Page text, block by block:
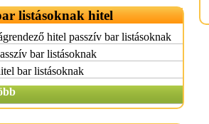
listásoknak hitel
hitel passzív bar listásoknak
bar listásoknak
bar listásoknak